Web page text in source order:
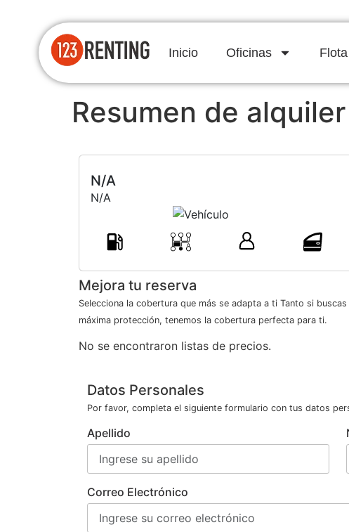
Inicio Oficinas Flota
Resumen de alquiler
N/A
N/A
Mejora tu reserva
Selecciona la cobertura que más se adapta a ti Tanto si
máxima protección, tenemos la cobertura perfecta para ti.
No se encontraron listas de precios.
Datos Personales
Por favor, completa el siguiente formulario con tus datos
Apellido
Correo Electrónico